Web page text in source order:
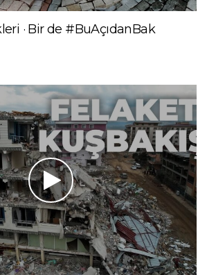
· Bir de #BuAçıdanBak